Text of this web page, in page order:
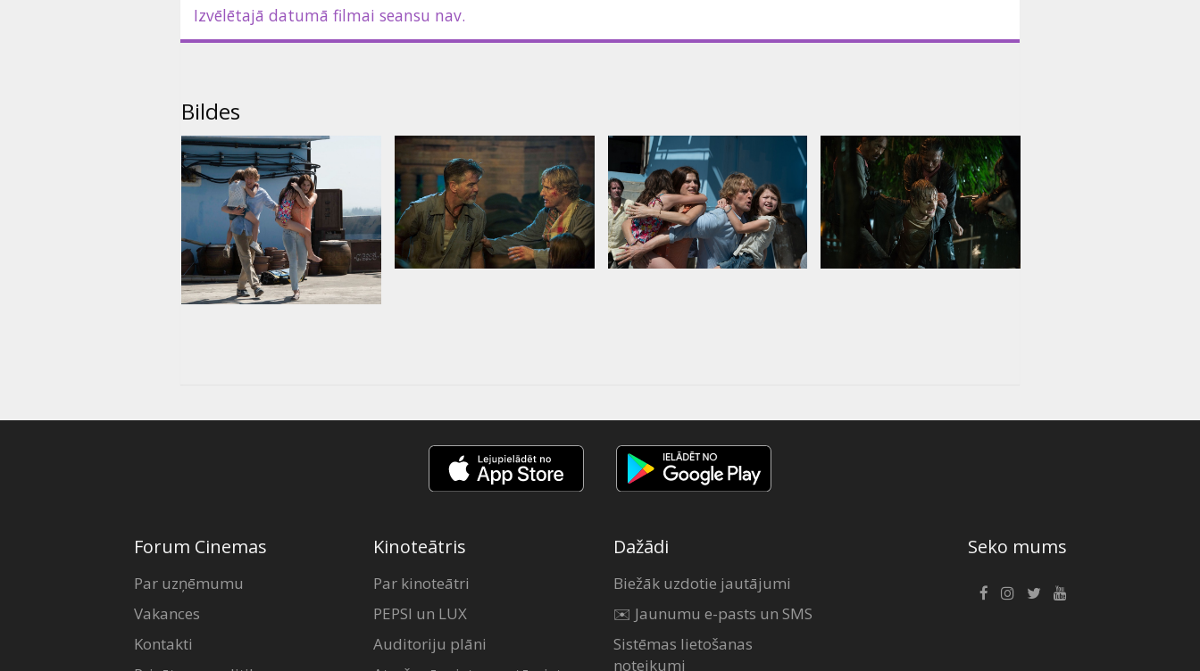
Izvēlētajā datumā filmai seansu nav.
Bildes
Forum Cinemas
Par uzņēmumu
Vakances
Kontakti
Kinoteātris
Par kinoteātri
PEPSI un LUX
Auditoriju plāni
Dažādi
Biežāk uzdotie jautājumi
✉️ Jaunumu e-pasts un SMS
Sistēmas lietošanas
noteikumi
Seko mums